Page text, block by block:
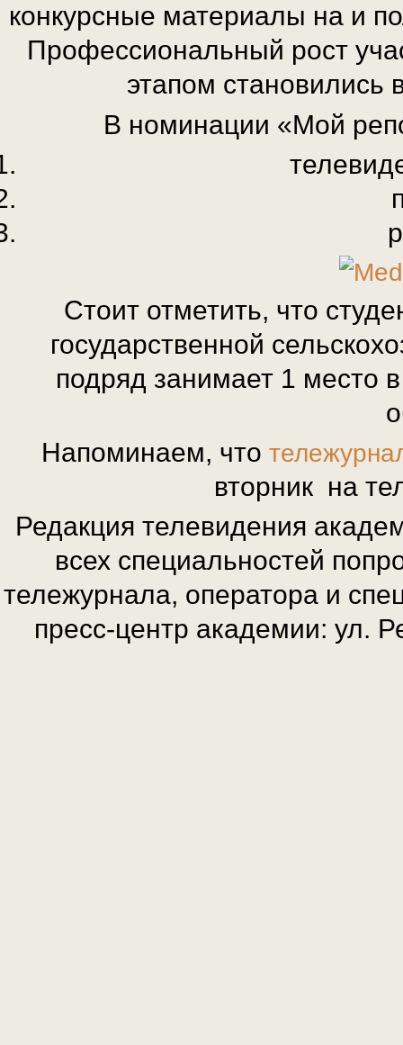
конкурсные материалы на и
Профессиональный рост
этапом
В номинации «Мой
Стоит отметить, что
государственной
подряд занимает 1 место
Напоминаем, что
вторник на
Редакция телевидения
всех специальностей
тележурнала, оператора и
пресс-центр академии: ул.